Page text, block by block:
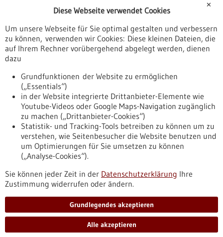
Veranstaltungen
Erscheinungsdatum
Nach oben
Informiert bleiben
Newsletter abonnieren
✕
Diese Webseite verwendet Cookies
Um unsere Webseite für Sie optimal gestalten und verbessern
zu können, verwenden wir Cookies: Diese kleinen Dateien, die
auf Ihrem Rechner vorübergehend abgelegt werden, dienen
dazu
Grundfunktionen der Website zu ermöglichen
(„Essentials“)
in der Website integrierte Drittanbieter-Elemente wie
Youtube-Videos oder Google Maps-Navigation zugänglich
zu machen („Drittanbieter-Cookies“)
Statistik- und Tracking-Tools betreiben zu können um zu
verstehen, wie Seitenbesucher die Website benutzen und
um Optimierungen für Sie umsetzen zu können
(„Analyse-Cookies“).
Sie können jeder Zeit in der Datenschutzerklärung Ihre
Zustimmung widerrufen oder ändern.
Grundlegendes akzeptieren
Alle akzeptieren